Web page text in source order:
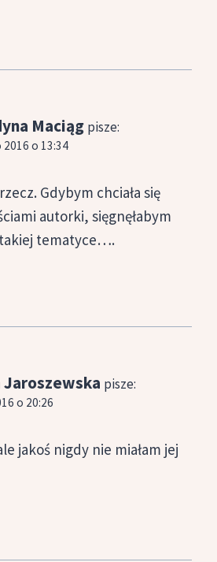
Maciąg pisze:
o 13:34
Gdybym chciała się
autorki, sięgnęłabym
tematyce….
Jaroszewska pisze:
o 20:26
jakoś nigdy nie miałam jej